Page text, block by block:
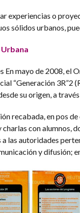
experiencias o
sólidos urbanos,
En mayo de 2008, el
“Generación 3R”2
su origen, a
recabada, en pos
con alumnos,
las autoridades
y difusión;